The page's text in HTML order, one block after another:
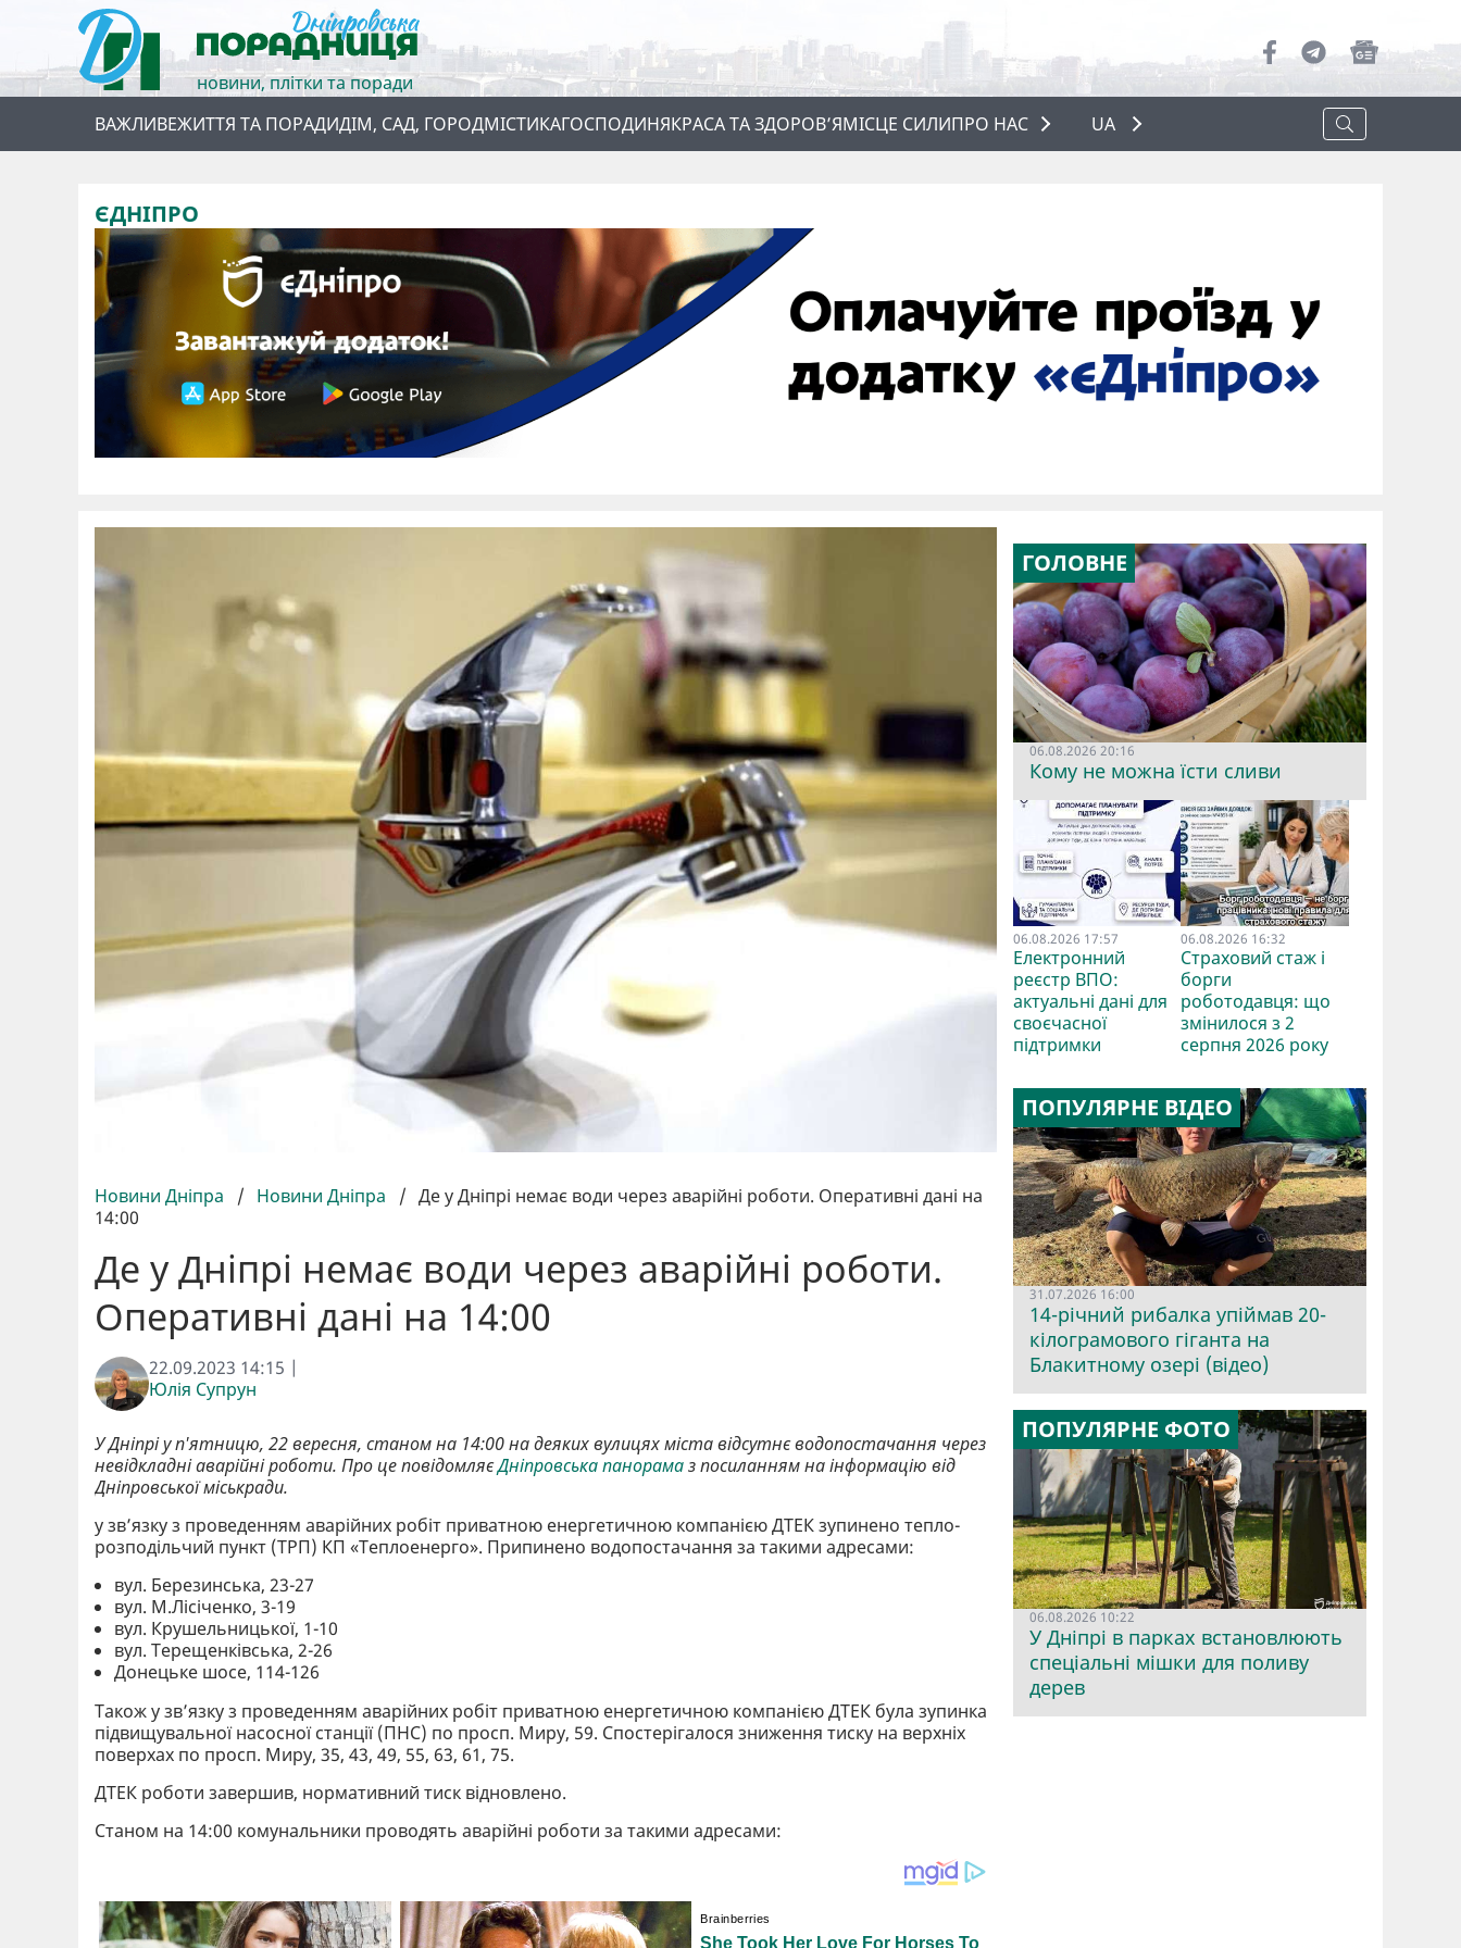
новини, плітки та поради
ВАЖЛИВЕЖИТТЯ ТА ПОРАДИДІМ, САД, ГОРОДМІСТИКАГОСПОДИНЯКРАСА ТА ЗДОРОВ’ЯМІСЦЕ СИЛИПРО НАС
ПРО НАС
UA
ЄДНІПРО
Новини Дніпра / Новини Дніпра / Де у Дніпрі немає води через аварійні роботи. Оперативні дані на
14:00
Де у Дніпрі немає води через аварійні роботи.
Оперативні дані на 14:00
22.09.2023 14:15 |
Юлія Супрун
У Дніпрі у п'ятницю, 22 вересня, станом на 14:00 на деяких вулицях міста відсутнє водопостачання через
невідкладні аварійні роботи. Про це повідомляєДніпровська панорамаз посиланням на інформацію від
Дніпровської міськради.
у зв’язку з проведенням аварійних робіт приватною енергетичною компанією ДТЕК зупинено тепло-
розподільчий пункт (ТРП) КП «Теплоенерго». Припинено водопостачання за такими адресами:
вул. Березинська, 23-27
вул. М.Лісіченко, 3-19
вул. Крушельницької, 1-10
вул. Терещенківська, 2-26
Донецьке шосе, 114-126
Також у зв’язку з проведенням аварійних робіт приватною енергетичною компанією ДТЕК була зупинка
підвищувальної насосної станції (ПНС) по просп. Миру, 59. Спостерігалося зниження тиску на верхніх
поверхах по просп. Миру, 35, 43, 49, 55, 63, 61, 75.
ДТЕК роботи завершив, нормативний тиск відновлено.
Станом на 14:00 комунальники проводять аварійні роботи за такими адресами:
ГОЛОВНЕ
06.08.2026 20:16
Кому не можна їсти сливи
06.08.2026 17:57
Електронний
реєстр ВПО:
актуальні дані для
своєчасної
підтримки
06.08.2026 16:32
Страховий стаж і
борги
роботодавця: що
змінилося з 2
серпня 2026 року
ПОПУЛЯРНЕ ВІДЕО
31.07.2026 16:00
14-річний рибалка упіймав 20-
кілограмового гіганта на
Блакитному озері (відео)
ПОПУЛЯРНЕ ФОТО
06.08.2026 10:22
У Дніпрі в парках встановлюють
спеціальні мішки для поливу
дерев